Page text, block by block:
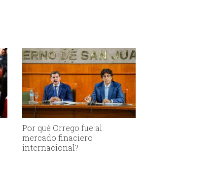
Por qué Orrego fue al
mercado finaciero
internacional?